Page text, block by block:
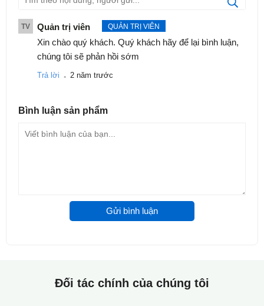
THÔNG SỐ KỸ THUẬT
Nghe nhạc định dạng: MP3/WAV/ WMA từ SD card /
TV Quản trị viên QUẢN TRỊ VIÊN
Xin chào quý khách. Quý khách hãy để lại bình luận,
chúng tôi sẽ phản hồi sớm
Trả lời . 2 năm trước
Bình luận sản phẩm
Gửi bình luận
Đối tác chính của chúng tôi